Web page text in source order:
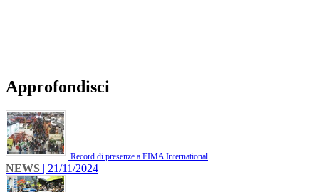
Approfondisci
Record di presenze a EIMA International
NEWS | 21/11/2024